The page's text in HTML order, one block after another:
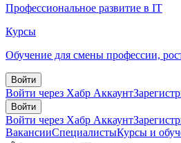
Профессиональное развитие в IT
Курсы
Обучение для смены профессии,
Войти
Войти через Хабр Аккаунт
Войти
Войти через Хабр Аккаунт
ВакансииСпециалистыКурсы и